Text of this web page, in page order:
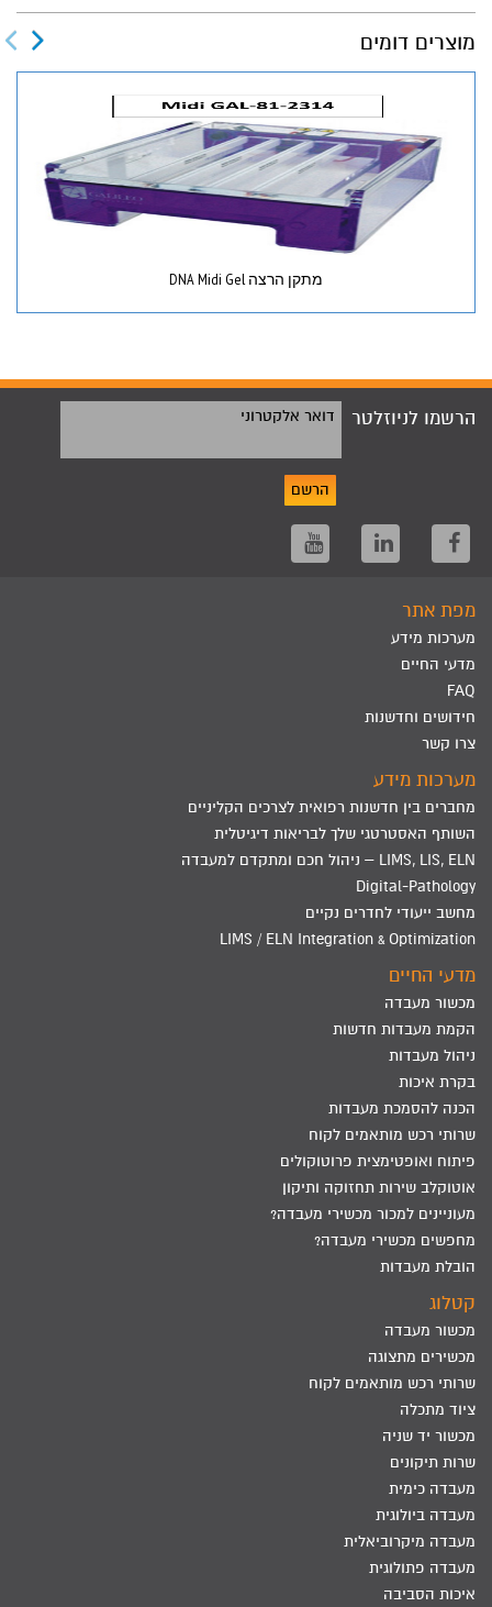
מוצרים דומים
מתקן הרצה DNA Midi Gel
הרשמו לניוזלטר דואר אלקטרוני
הרשם
מפת אתר
מערכות מידע
מדעי החיים
FAQ
חידושים וחדשנות
צרו קשר
מערכות מידע
מחברים בין חדשנות רפואית לצרכים הקליניים
השותף האסטרטגי שלך לבריאות דיגיטלית
LIMS, LIS, ELN – ניהול חכם ומתקדם למעבדה
Digital-Pathology
מחשב ייעודי לחדרים נקיים
LIMS / ELN Integration & Optimization
מדעי החיים
מכשור מעבדה
הקמת מעבדות חדשות
ניהול מעבדות
בקרת איכות
הכנה להסמכת מעבדות
שרותי רכש מותאמים לקוח
פיתוח ואופטימצית פרוטוקולים
אוטוקלב שירות תחזוקה ותיקון
מעוניינים למכור מכשירי מעבדה?
מחפשים מכשירי מעבדה?
הובלת מעבדות
קטלוג
מכשור מעבדה
מכשירים מתצוגה
שרותי רכש מותאמים לקוח
ציוד מתכלה
מכשור יד שניה
שרות תיקונים
מעבדה כימית
מעבדה ביולוגית
מעבדה מיקרוביאלית
מעבדה פתולוגית
איכות הסביבה